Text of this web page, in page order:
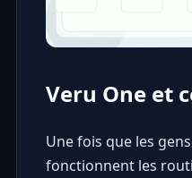
Veru One et
Une fois que les
fonctionnent les